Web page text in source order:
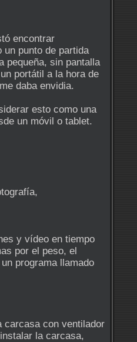
encontrar
punto de partida
pequeña, sin pantalla
portátil a la hora de
daba envidia.
esto como una
un móvil o tablet.
y vídeo en tiempo
por el peso, el
programa llamado
carcasa con ventilador
la carcasa,